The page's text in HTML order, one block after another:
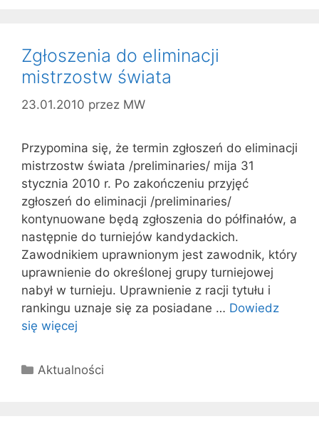
Zgłoszenia do eliminacji
mistrzostw świata
23.01.2010 przez MW
Przypomina się, że termin zgłoszeń do eliminacji
mistrzostw świata /preliminaries/ mija 31
stycznia 2010 r. Po zakończeniu przyjęć
zgłoszeń do eliminacji /preliminaries/
kontynuowane będą zgłoszenia do półfinałów, a
następnie do turniejów kandydackich.
Zawodnikiem uprawnionym jest zawodnik, który
uprawnienie do określonej grupy turniejowej
nabył w turnieju. Uprawnienie z racji tytułu i
rankingu uznaje się za posiadane … Dowiedz
się więcej
Kategorie
Aktualności